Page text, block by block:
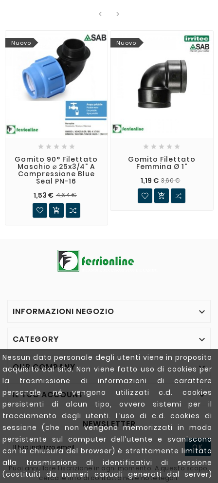
Nessun dato personale degli utenti viene in proposito
acquisito dal sito. Non viene fatto uso di cookies per
la trasmissione di informazioni di carattere
personale, né vengono utilizzati c.d. cookies
persistenti di alcun tipo, ovvero sistemi per il
tracciamento degli utenti. L’uso di c.d. cookies di
sessione (che non vengono memorizzati in modo
persistente sul computer dell’utente e svaniscono
con la chiusura del browser) è strettamente limitato
alla trasmissione di identificativi di sessione
(costituiti da numeri casuali generati dal server)
 
Nuovo
    
Gomito 90° Filettato
Maschio ⌀ 25x3/4" A
Compressione Blue
Seal PN-16
1,53 € 4,64 €

Nuovo
    
Gomito Filettato
Femmina Ø 1"
1,19 € 3,60 €

INFORMAZIONI NEGOZIO 
CATEGORY 
OUR COMPANY 
IL TUO ACCOUNT 
NEWSLETTER
OK
Puoi annullare l'iscrizione in ogni momento. A questo scopo,
cerca le info di contatto nelle note legali.